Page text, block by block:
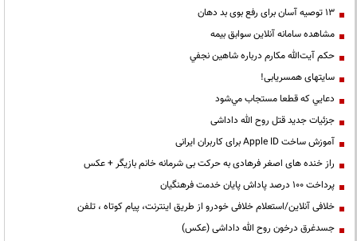
13 توصیه آسان برای رفع بوی بد دهان
مشاهده سامانه آنلاين سوابق بیمه
حكم آيت‌الله مكارم درباره شاهين نجفي
سایتهای همسریابی!
دعايي كه قطعا مستجاب مي‌شود
جزئیات جدید قتل روح الله داداشی
آموزش ساخت Apple ID برای کاربران ایرانی
راز خنده های اصغر فرهادی به حرکت بی شرمانه خانم بازیگر + عکس
پرداخت ۱۰۰ درصد پاداش پایان خدمت فرهنگیان
خلافی آنلاین/استعلام خلافی خودرو از طریق اینترنت، پیام کوتاه ، تلفن
جسدغرق درخون روح الله داداشی (عکس)